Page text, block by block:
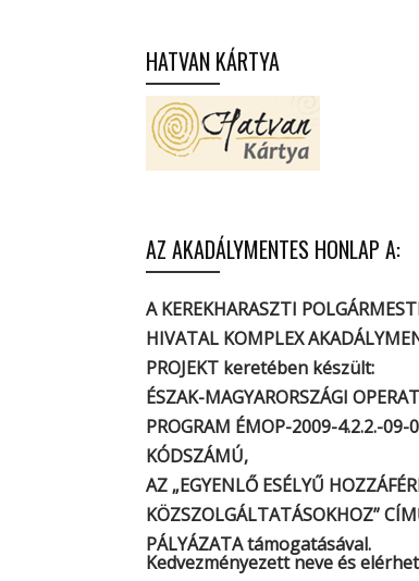
HATVAN KÁRTYA
AZ AKADÁLYMENTES HONLAP A:
A KEREKHARASZTI
HIVATAL KOMPLEX
PROJEKT keretében készült:
ÉSZAK-MAGYARORSZÁGI
PROGRAM ÉMOP-2009-4.2.2.-09-
KÓDSZÁMÚ,
AZ „EGYENLŐ ESÉLYŰ
KÖZSZOLGÁLTATÁSOKHOZ”
PÁLYÁZATA támogatásával.
Kedvezményezett neve és